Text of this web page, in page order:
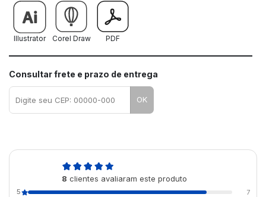
Illustrator Corel Draw PDF
Consultar frete e prazo de entrega
OK
8 clientes avaliaram este produto
5
7